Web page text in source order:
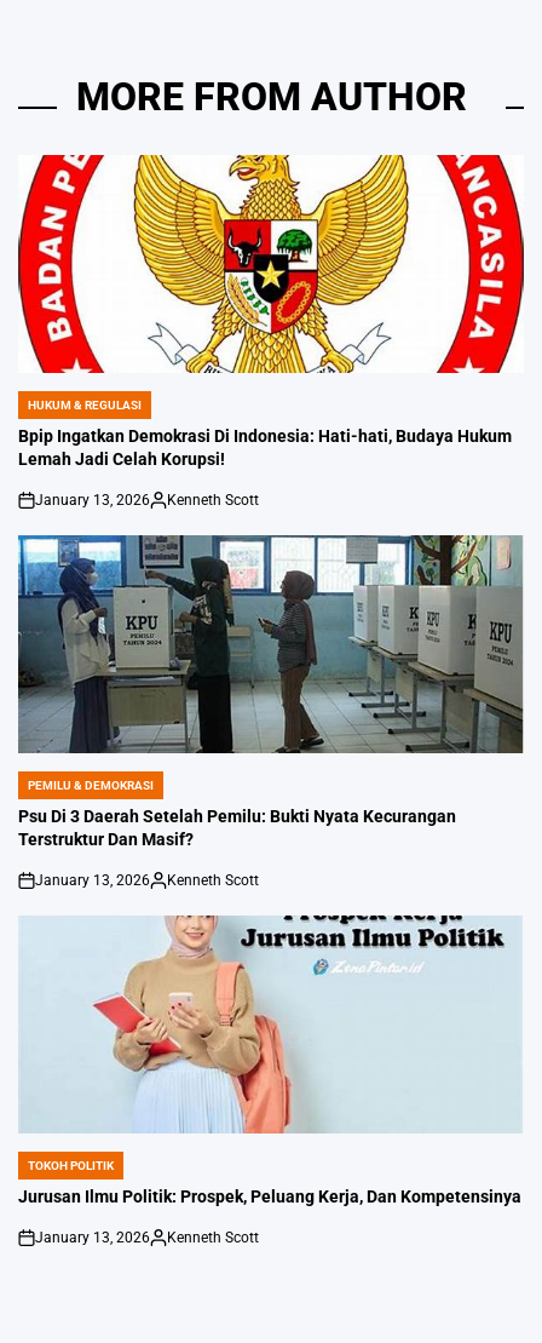
MORE FROM AUTHOR
POSTED
IN
HUKUM & REGULASI
Bpip Ingatkan Demokrasi Di Indonesia: Hati-hati, Budaya Hukum
Lemah Jadi Celah Korupsi!
on
January 13, 2026
Posted
Kenneth Scott
POSTED
IN
PEMILU & DEMOKRASI
Psu Di 3 Daerah Setelah Pemilu: Bukti Nyata Kecurangan
Terstruktur Dan Masif?
on
January 13, 2026
Posted
Kenneth Scott
POSTED
IN
TOKOH POLITIK
Jurusan Ilmu Politik: Prospek, Peluang Kerja, Dan Kompetensinya
on
January 13, 2026
Posted
Kenneth Scott